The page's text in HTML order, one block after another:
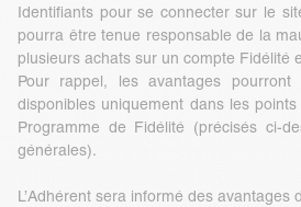
Identifiants pour se connecter sur le
pourra être tenue responsable de la
plusieurs achats sur un compte Fidélité
Pour rappel, les avantages
disponibles uniquement dans les
Programme de Fidélité (précisés ci-
générales).
L’Adhérent sera informé des avantages